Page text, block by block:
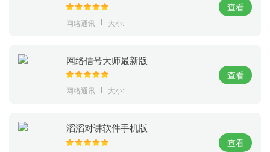
网络通讯 大小:
查看
网络信号大师最新版
网络通讯 大小:
查看
滔滔对讲软件手机版
查看